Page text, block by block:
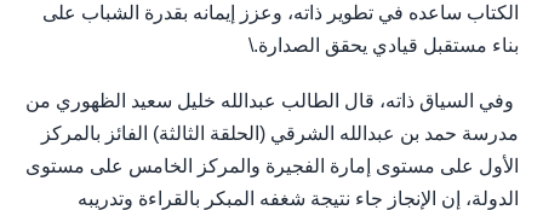
الكتاب ساعده في تطوير ذاته، وعزز إيمانه بقدرة الشباب على
بناء مستقبل قيادي يحقق الصدارة.\
وفي السياق ذاته، قال الطالب عبدالله خليل سعيد الظهوري من
مدرسة حمد بن عبدالله الشرقي (الحلقة الثالثة) الفائز بالمركز
الأول على مستوى إمارة الفجيرة والمركز الخامس على مستوى
الدولة، إن الإنجاز جاء نتيجة شغفه المبكر بالقراءة وتدريبه